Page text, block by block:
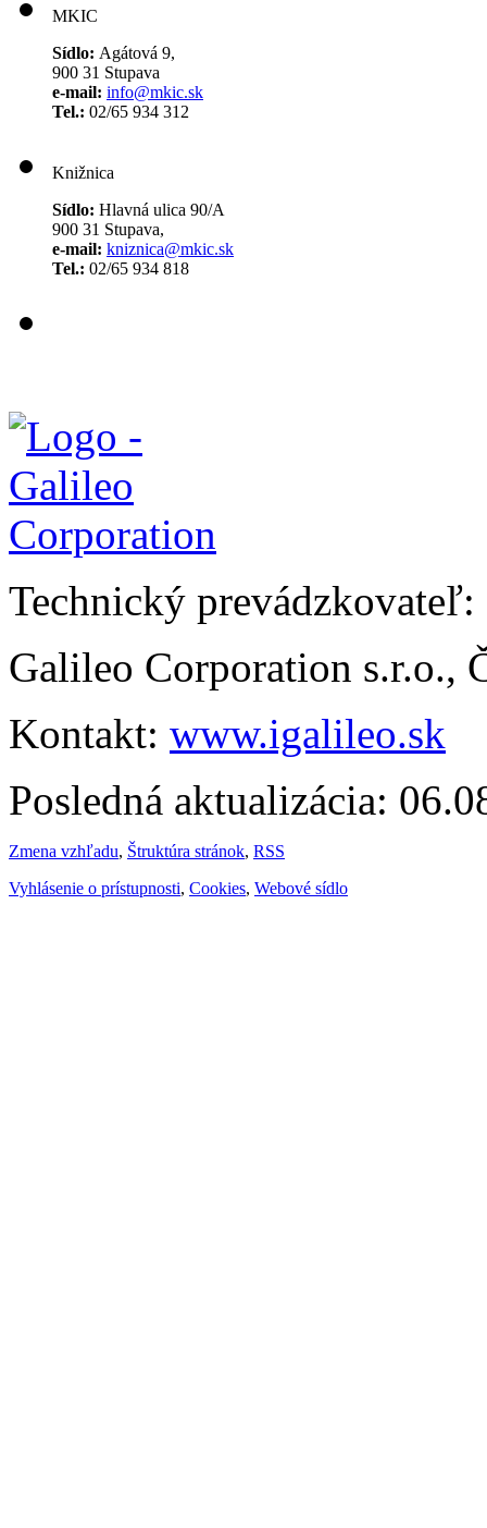
MKIC
Sídlo: Agátová 9,
900 31 Stupava
e-mail: info@mkic.sk
Tel.: 02/65 934 312
Knižnica
Sídlo: Hlavná ulica 90/A
900 31 Stupava,
e-mail: kniznica@mkic.sk
Tel.: 02/65 934 818
Technický prevádzkovateľ:
Galileo Corporation s.r.o.,
Kontakt: www.igalileo.sk
Posledná aktualizácia:
Zmena vzhľadu, Štruktúra stránok, RSS
Vyhlásenie o prístupnosti, Cookies, Webové sídlo